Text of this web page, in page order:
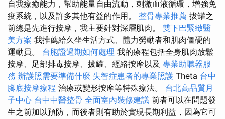
自我療癒能力，幫助能量自由流動，刺激血液循環，增強免
疫系統，以及許多其他有益的作用。 整骨專業推薦 拔罐之
前總是先進行按摩，我主要針對深層肌肉。 雙下巴緊緻醫
美方案 我推薦給久坐生活方式、體力勞動者和肌肉僵硬的
運動員。 台胞證過期如何處理 我的療程包括全身肌肉放鬆
按摩、足部排毒按摩、拔罐、經絡按摩以及 專業助聽器服
務 辦護照需要準備什麼 失智症患者的專業照護 Theta 台中
腳底按摩療程 治療或變形按摩等特殊療法。 台北高品質月
子中心 台中中醫整骨 全面室內裝修建議 前者可以在問題發
生之前加以預防，而後者則有助於實現長期利益，因為它可